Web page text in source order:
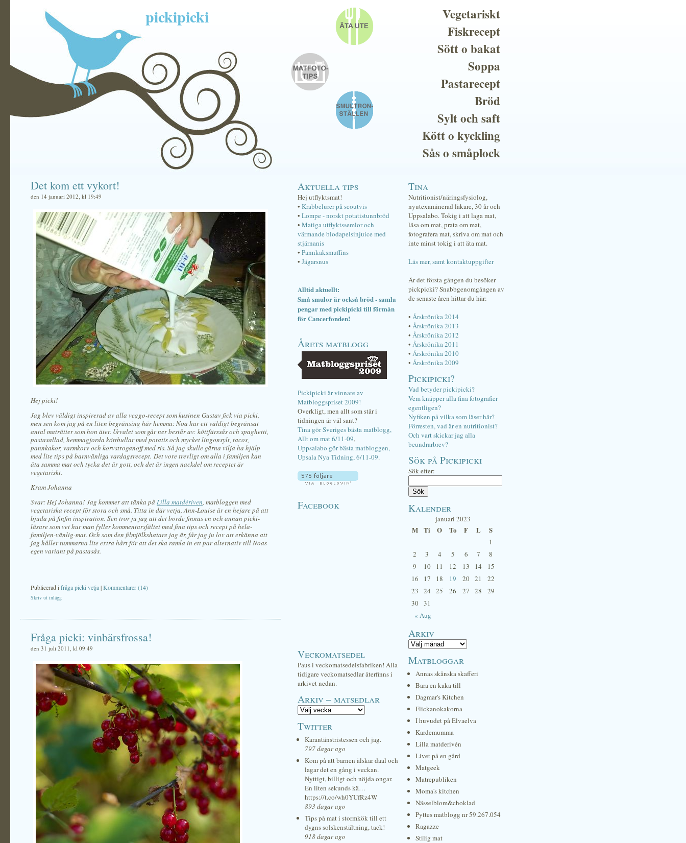
pickipicki
Vegetariskt
Fiskrecept
Sött o bakat
Soppa
Pastarecept
Bröd
Sylt och saft
Kött o kyckling
Sås o småplock
Det kom ett vykort!
den 14 januari 2012, kl 19:49
Hej picki!
Jag blev väldigt inspirerad av alla veggo-recept som kusinen Gustav fick via picki,
men sen kom jag på en liten begränsing här hemma: Noa har ett väldigt begränsat
antal maträtter som hon äter. Urvalet som går ner består av: köttfärssås och spaghetti,
pastasallad, hemmagjorda köttbullar med potatis och mycket lingonsylt, tacos,
pannkakor, varmkorv och korvstroganoff med ris. Så jag skulle gärna vilja ha hjälp
med lite tips på barnvänliga vardagsrecept. Det vore trevligt om alla i familjen kan
äta samma mat och tycka det är gott, och det är ingen nackdel om receptet är
vegetariskt.
Kram Johanna
Svar: Hej Johanna! Jag kommer att tänka på Lilla matdériven, matbloggen med
vegetariska recept för stora och små. Titta in där vetja, Ann-Louise är en hejare på att
bjuda på finfin inspiration. Sen tror ju jag att det borde finnas en och annan picki-
läsare som vet hur man fyller kommentarsfältet med fina tips och recept på hela-
familjen-vänlig-mat. Och som den filmjölkshatare jag är, får jag ju lov att erkänna att
jag håller tummarna lite extra hårt för att det ska ramla in ett par alternativ till Noas
egen variant på pastasås.
Publicerad ifråga picki vetja|Kommentarer (14)
Skriv ut inlägg
Fråga picki: vinbärsfrossa!
den 31 juli 2011, kl 09:49
Aktuella tips
Hej utflyktsmat!
• Krabbelurer på scoutvis
• Lompe - norskt potatistunnbröd
• Matiga utflyktssemlor och
värmande blodapelsinjuice med
stjärnanis
• Pannkaksmuffins
• Jägarsnus
Alltid aktuellt:
Små smulor är också bröd - samla
pengar med pickipicki till förmån
för Cancerfonden!
Årets matblogg
Pickipicki är vinnare av
Matbloggspriset 2009!
Overkligt, men allt som står i
tidningen är väl sant?
Tina gör Sveriges bästa matblogg,
Allt om mat 6/11-09,
Uppsalabo gör bästa matbloggen,
Upsala Nya Tidning, 6/11-09.
Facebook
Veckomatsedel
Paus i veckomatsedelsfabriken! Alla
tidigare veckomatsedlar återfinns i
arkivet nedan.
Arkiv – matsedlar
Twitter
Karantänstristessen och jag.
797 dagar ago
Kom på att barnen älskar daal och
lagar det en gång i veckan.
Nyttigt, billigt och nöjda ongar.
En liten sekunds kä…
https://t.co/wh0YUfRz4W
893 dagar ago
Tips på mat i stormkök till ett
dygns solskenstältning, tack!
918 dagar ago
Tina
Nutritionist/näringsfysiolog,
nyutexaminerad läkare, 30 år och
Uppsalabo. Tokig i att laga mat,
läsa om mat, prata om mat,
fotografera mat, skriva om mat och
inte minst tokig i att äta mat.
Läs mer, samt kontaktuppgifter
Är det första gången du besöker
pickpicki? Snabbgenomgången av
de senaste åren hittar du här:
• Årskrönika 2014
• Årskrönika 2013
• Årskrönika 2012
• Årskrönika 2011
• Årskrönika 2010
• Årskrönika 2009
Pickipicki?
Vad betyder pickipicki?
Vem knäpper alla fina fotografier
egentligen?
Nyfiken på vilka som läser här?
Förresten, vad är en nutritionist?
Och vart skickar jag alla
beundrarbrev?
Sök på Pickipicki
Sök efter:
Kalender
januari 2023
M Ti O To F L S
« Aug
1
2
3 4 5 6 7
8
9
10 11 12 13 14
15
16
17 18 19 20 21
22
23
24 25 26 27 28
29
30 31
Arkiv
Matbloggar
Annas skånska skafferi
Bara en kaka till
Dagmar's Kitchen
Flickanokakorna
I huvudet på Elvaelva
Kardemumma
Lilla matderivén
Livet på en gård
Matgeek
Matrepubliken
Moma's kitchen
Nässelblom&choklad
Pyttes matblogg nr 59.267.054
Ragazze
Stilig mat